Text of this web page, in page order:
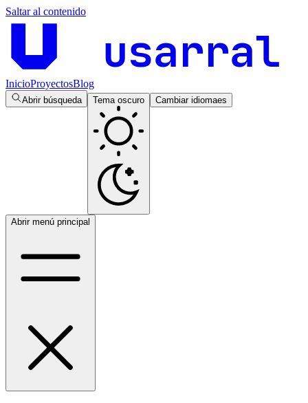
Saltar al contenido
usarral
InicioProyectosBlog
Abrir búsqueda Tema oscuro Cambiar idiomaes
Abrir menú principal